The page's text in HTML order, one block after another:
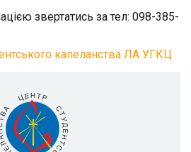
звертатись за тел: 098-385-
капеланства ЛА УГКЦ